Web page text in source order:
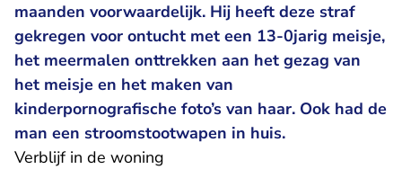
maanden voorwaardelijk. Hij heeft deze straf
gekregen voor ontucht met een 13-0jarig meisje,
het meermalen onttrekken aan het gezag van
het meisje en het maken van
kinderpornografische foto’s van haar. Ook had de
man een stroomstootwapen in huis.
Verblijf in de woning